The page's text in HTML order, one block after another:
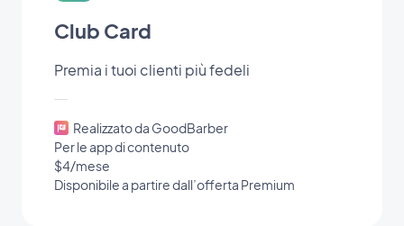
Club Card
Premia i tuoi clienti più fedeli
Realizzato da GoodBarber
Per le app di contenuto
$4/mese
Disponibile a partire dall’offerta Premium